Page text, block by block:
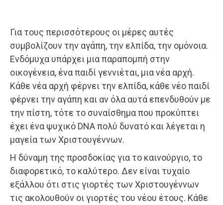
Για τους περισσότερους οι μέρες αυτές
συμβολίζουν την αγάπη, την ελπίδα, την ομόνοια.
Ενδόμυχα υπάρχει μια παραπομπή στην
οικογένεια, ένα παιδί γεννιέται, μια νέα αρχή.
Κάθε νέα αρχή φέρνει την ελπίδα, κάθε νέο παιδί
φέρνει την αγάπη και αν όλα αυτά επενδυθούν με
την πίστη, τότε το συναίσθημα που προκύπτει
έχει ένα ψυχικό DNA πολύ δυνατό και λέγεται η
μαγεία των Χριστουγέννων.
Η δύναμη της προσδοκίας για το καινούργιο, το
διαφορετικό, το καλύτερο. Δεν είναι τυχαίο
εξάλλου ότι στις γιορτές των Χριστουγέννων
τις ακολουθούν οι γιορτές του νέου έτους. Κάθε